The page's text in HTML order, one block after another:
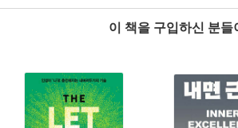
이 책을 구입하신 분